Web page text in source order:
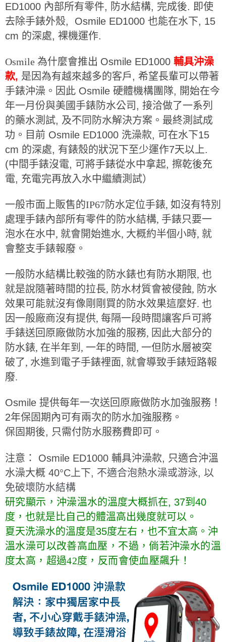
ED1000 內部所有零件, 防水結構, 完成後. 即使
去除手錶外殼, Osmile ED1000 也能在水下, 15
cm 的深處, 裸機運作.
Osmile 為什麼會推出 Osmile ED1000 輔具沖澡
款, 是因為有越來越多的客戶, 希望長輩可以帶著
手錶沖澡。因此 Osmile 硬體機構團隊, 開始在今
年一月份與美國手錶防水公司, 接洽做了一系列
的藥水測試, 及不同防水解決方案。最終測試成
功。目前 Osmile ED1000 洗澡款, 可在水下15
cm 的深處, 有錶殼的狀況下至少運作7天以上.
(中間手錶沒電, 可將手錶從水中拿起, 擦乾後充
電, 充電完再放入水中繼續測試）
一般市面上販售的IP67防水定位手錶, 如沒有特別
處理手錶內部所有零件的防水結構, 手錶只要一
泡水在水中, 就會開始進水, 大概約半個小時, 就
會整支手錶報廢。
一般防水結構比較強的防水錶也有防水期限, 也
就是說隨著時間的拉長, 防水材質會被侵蝕, 防水
效果可能就沒有像剛剛買的防水效果這麼好. 也
因一般廠商沒有提供, 每隔一段時間讓客戶可將
手錶送回原廠做防水加強的服務, 因此大部分的
防水錶, 在半年到, 一年的時間, 一但防水層被突
破了, 水進到電子手錶裡面, 就會導致手錶短路報
廢.
Osmile 提供每年一次送回原廠做防水加強服務！
2年保固期內可有兩次的防水加強服務。
保固期後, 只需付防水服務費即可。
注意： Osmile ED1000 輔具沖澡款, 只適合沖溫
水澡大概 40°C上下, 不適合泡熱水澡或游泳, 以
免破壞防水結構
研究顯示，沖澡溫水的溫度大概抓在, 37到40
度，也就是比自己的體溫高出幾度就可以 。
夏天洗澡水的溫度是35度左右，也不宜太高。 沖
溫水澡可以改善高血壓，不過，倘若沖澡水的溫
度太高，超過42度，反而會使血壓飆升！